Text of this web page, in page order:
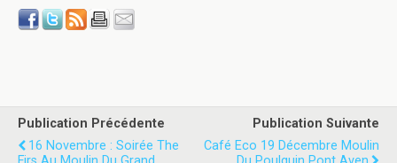
Publication Précédente
16 Novembre : Soirée The
Publication Suivante
Café Eco 19 Décembre Moulin